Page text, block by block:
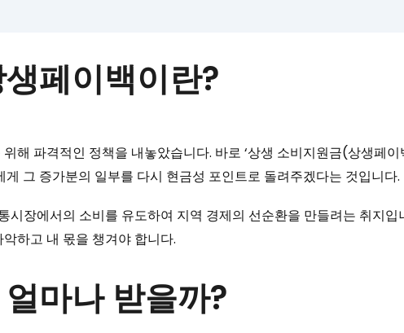
페이백이란?
해 파격적인 정책을 내놓았습니다. 바로 ‘상생 소비지원금(상생페이
그 증가분의 일부를 다시 현금성 포인트로 돌려주겠다는 것입니다.
장에서의 소비를 유도하여 지역 경제의 선순환을 만들려는 취지입
하고 내 몫을 챙겨야 합니다.
마나 받을까?